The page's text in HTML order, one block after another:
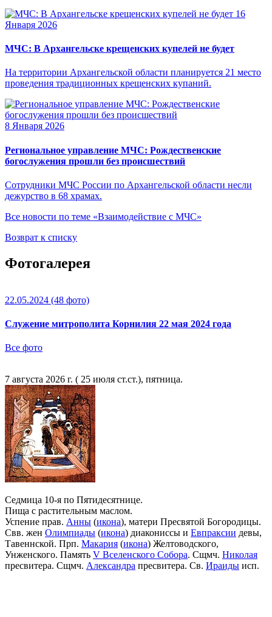
16
Января 2026
МЧС: В Архангельске крещенских купелей не будет
На территории Архангельской области планируется 21 место
проведения традиционных крещенских купаний.
8 Января 2026
Региональное управление МЧС: Рождественские
богослужения прошли без происшествий
Cотрудники МЧС России по Архангельской области несли
дежурство в 68 храмах.
Все новости по теме «Взаимодействие с МЧС»
Возврат к списку
Фотогалерея
22.05.2024 (48 фото)
Служение митрополита Корнилия 22 мая 2024 года
Все фото
7 августа 2026 г. ( 25 июля ст.ст.), пятница.
Седмица 10-я по Пятидесятнице.
Пища с растительным маслом.
Успение прав. Анны (икона), матери Пресвятой Богородицы.
Свв. жен Олимпиады (икона) диакониссы и Евпраксии девы,
Тавеннской. Прп. Макария (икона) Желтоводского,
Унженского. Память V Вселенского Собора. Сщмч. Николая
пресвитера. Сщмч. Александра пресвитера. Св. Ираиды исп.